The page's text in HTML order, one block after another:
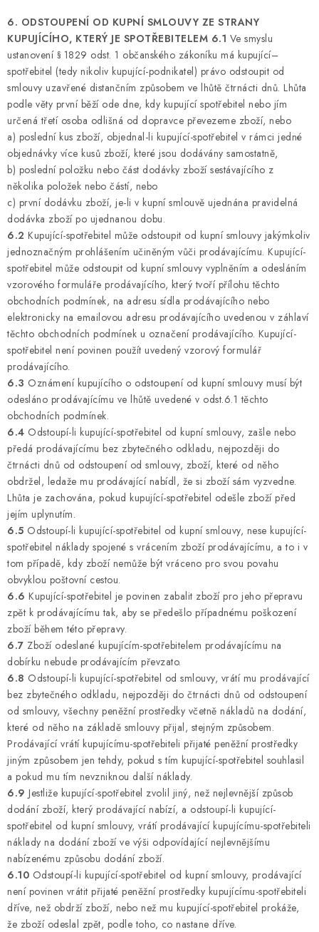
6. ODSTOUPENÍ OD KUPNÍ SMLOUVY ZE STRANY
KUPUJÍCÍHO, KTERÝ JE SPOTŘEBITELEM 6.1 Ve smyslu
ustanovení § 1829 odst. 1 občanského zákoníku má kupující–
spotřebitel (tedy nikoliv kupující-podnikatel) právo odstoupit od
smlouvy uzavřené distančním způsobem ve lhůtě čtrnácti dnů. Lhůta
podle věty první běží ode dne, kdy kupující spotřebitel nebo jím
určená třetí osoba odlišná od dopravce převezeme zboží, nebo
a) poslední kus zboží, objednal-li kupující-spotřebitel v rámci jedné
objednávky více kusů zboží, které jsou dodávány samostatně,
b) poslední položku nebo část dodávky zboží sestávajícího z
několika položek nebo částí, nebo
c) první dodávku zboží, je-li v kupní smlouvě ujednána pravidelná
dodávka zboží po ujednanou dobu.
6.2 Kupující-spotřebitel může odstoupit od kupní smlouvy jakýmkoliv
jednoznačným prohlášením učiněným vůči prodávajícímu. Kupující-
spotřebitel může odstoupit od kupní smlouvy vyplněním a odesláním
vzorového formuláře prodávajícího, který tvoří přílohu těchto
obchodních podmínek, na adresu sídla prodávajícího nebo
elektronicky na emailovou adresu prodávajícího uvedenou v záhlaví
těchto obchodních podmínek u označení prodávajícího. Kupující-
spotřebitel není povinen použít uvedený vzorový formulář
prodávajícího.
6.3 Oznámení kupujícího o odstoupení od kupní smlouvy musí být
odesláno prodávajícímu ve lhůtě uvedené v odst.6.1 těchto
obchodních podmínek.
6.4 Odstoupí-li kupující-spotřebitel od kupní smlouvy, zašle nebo
předá prodávajícímu bez zbytečného odkladu, nejpozději do
čtrnácti dnů od odstoupení od smlouvy, zboží, které od něho
obdržel, ledaže mu prodávající nabídl, že si zboží sám vyzvedne.
Lhůta je zachována, pokud kupující-spotřebitel odešle zboží před
jejím uplynutím.
6.5 Odstoupí-li kupující-spotřebitel od kupní smlouvy, nese kupující-
spotřebitel náklady spojené s vrácením zboží prodávajícímu, a to i v
tom případě, kdy zboží nemůže být vráceno pro svou povahu
obvyklou poštovní cestou.
6.6 Kupující-spotřebitel je povinen zabalit zboží pro jeho přepravu
zpět k prodávajícímu tak, aby se předešlo případnému poškození
zboží během této přepravy.
6.7 Zboží odeslané kupujícím-spotřebitelem prodávajícímu na
dobírku nebude prodávajícím převzato.
6.8 Odstoupí-li kupující-spotřebitel od smlouvy, vrátí mu prodávající
bez zbytečného odkladu, nejpozději do čtrnácti dnů od odstoupení
od smlouvy, všechny peněžní prostředky včetně nákladů na dodání,
které od něho na základě smlouvy přijal, stejným způsobem.
Prodávající vrátí kupujícímu-spotřebiteli přijaté peněžní prostředky
jiným způsobem jen tehdy, pokud s tím kupující-spotřebitel souhlasil
a pokud mu tím nevzniknou další náklady.
6.9 Jestliže kupující-spotřebitel zvolil jiný, než nejlevnější způsob
dodání zboží, který prodávající nabízí, a odstoupí-li kupující-
spotřebitel od kupní smlouvy, vrátí prodávající kupujícímu-spotřebiteli
náklady na dodání zboží ve výši odpovídající nejlevnějšímu
nabízenému způsobu dodání zboží.
6.10 Odstoupí-li kupující-spotřebitel od kupní smlouvy, prodávající
není povinen vrátit přijaté peněžní prostředky kupujícímu-spotřebiteli
dříve, než obdrží zboží, nebo než mu kupující-spotřebitel prokáže,
že zboží odeslal zpět, podle toho, co nastane dříve.